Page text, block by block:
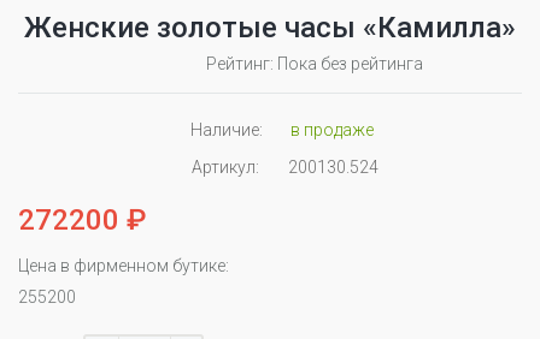
Женские золотые часы «Камилла»
Рейтинг: Пока без рейтинга
Наличие:
в продаже
Артикул:
200130.524
272200 ₽
Цена в фирменном бутике:
255200